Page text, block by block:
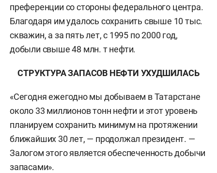
преференции со стороны федерального центра.
Благодаря им удалось сохранить свыше 10 тыс.
скважин, а за пять лет, с 1995 по 2000 год,
добыли свыше 48 млн. т нефти.
СТРУКТУРА ЗАПАСОВ НЕФТИ УХУДШИЛАСЬ
«Сегодня ежегодно мы добываем в Татарстане
около 33 миллионов тонн нефти и этот уровень
планируем сохранить минимум на протяжении
ближайших 30 лет, — продолжал президент. —
Залогом этого является обеспеченность добычи
запасами».